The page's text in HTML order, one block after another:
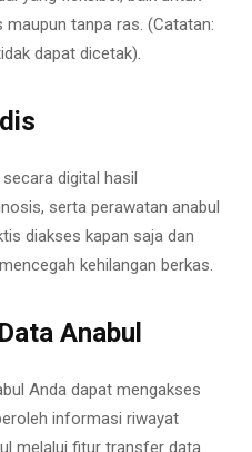
maupun tanpa ras. (Catatan:
dapat dicetak).
digital hasil
serta perawatan anabul
diakses kapan saja dan
kehilangan berkas.
Anabul
Anda dapat mengakses
informasi riwayat
melalui fitur transfer data.